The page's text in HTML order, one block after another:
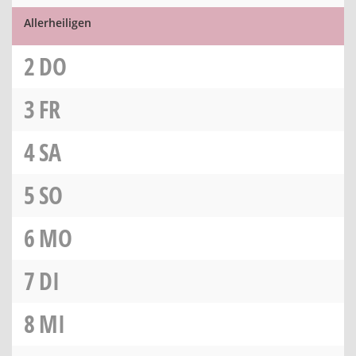
Allerheiligen
2DO
3FR
4SA
5SO
6MO
7DI
8MI